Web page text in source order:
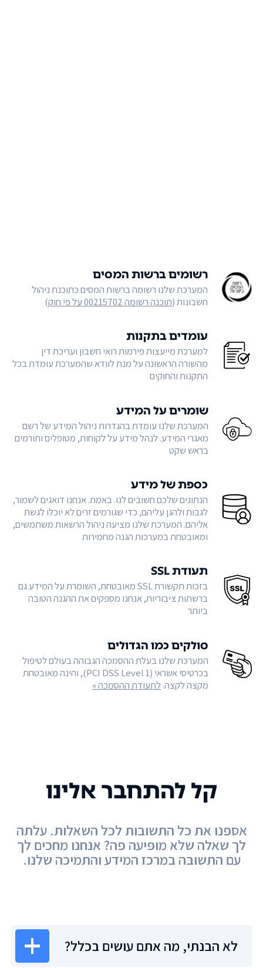
רשומים ברשות המסים
המערכת שלנו רשומה ברשות המסים כתוכנת ניהול
חשבונות (תוכנה רשומה 00215702 על פי חוק )
עומדים בתקנות
למערכת מייעצות פירמות רואי חשבון ועריכת דין
מהשורה הראשונה על מנת לוודא שהמערכת עומדת בכל
התקנות והחוקים
שומרים על המידע
המערכת שלנו עומדת בהגדרות ניהול המידע של רשם
מאגרי המידע. לנהל מידע על לקוחות, מטופלים ותורמים
בראש שקט
כספת של מידע
הנתונים שלכם חשובים לנו. באמת. אנחנו דואגים לשמור,
לגבות ולהגן עליהם, כדי שגורמים זרים לא יוכלו לגשת
אליהם. המערכת שלנו מציעה ניהול הרשאות משתמשים,
ומאובטחת במערכות הגנה מחמירות
תעודת SSL
בזכות תקשורת SSL מאובטחת, השומרת על המידע גם
ברשתות ציבוריות, אנחנו מספקים את ההגנה הטובה
ביותר
סולקים כמו הגדולים
המערכת שלנו בעלת ההסמכה הגבוהה בעולם לטיפול
בכרטיסי אשראי (PCI DSS Level 1), והינה מאובטחת
מקצה לקצה.לתעודת ההסמכה »
לא הבנתי, מה אתם עושים בכלל?
קל להתחבר אלינו
אספנו את כל התשובות לכל השאלות. עלתה
לך שאלה שלא מופיעה פה? אנחנו מחכים לך
עם התשובה במרכז המידע והתמיכה שלנו.